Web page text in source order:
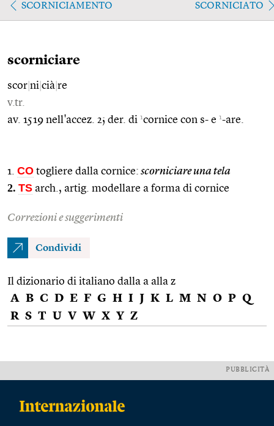
SCORNICIAMENTO SCORNICIATO
scorniciare
scor ni cià re
v.tr.
av. 1519 nell'accez. 2; der. di 1cornice con s- e 1-are.
1. CO togliere dalla cornice: scorniciare una tela
2. TS arch., artig. modellare a forma di cornice
Correzioni e suggerimenti
Condividi
Il dizionario di italiano dalla a alla z
A B C D E F G H I J K L M N O P Q
R S T U V W X Y Z
PUBBLICITÀ